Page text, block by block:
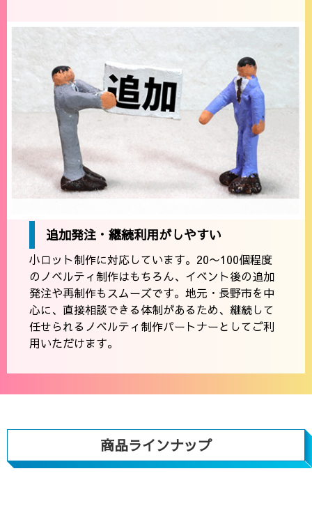
追加発注・継続利用がしやすい
小ロット制作に対応しています。20〜100個程度
のノベルティ制作はもちろん、イベント後の追加
発注や再制作もスムーズです。地元・長野市を中
心に、直接相談できる体制があるため、継続して
任せられるノベルティ制作パートナーとしてご利
用いただけます。
商品ラインナップ